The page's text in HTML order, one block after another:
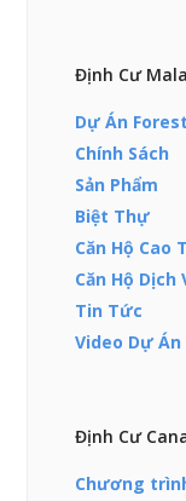
Định Cư
Dự Án
Chính Sách
Sản Phẩm
Biệt Thự
Căn Hộ Cao
Căn Hộ Dịch
Tin Tức
Video Dự Án
Định Cư
Chương